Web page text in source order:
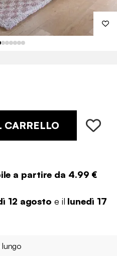
CARRELLO
a partire da 4.99 €
12 agosto e il lunedì 17
lungo